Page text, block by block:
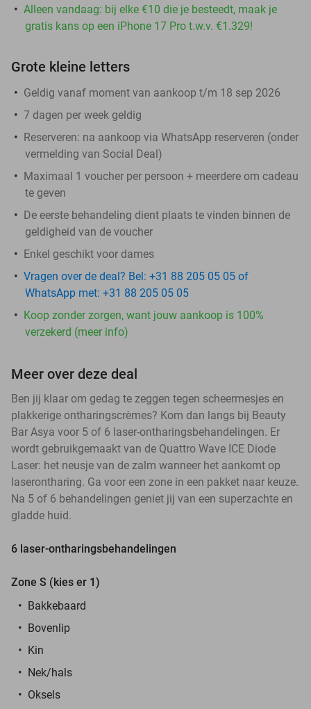
Alleen vandaag: bij elke €10 die je besteedt, maak je
gratis kans op een iPhone 17 Pro t.w.v. €1.329!
Grote kleine letters
Geldig vanaf moment van aankoop t/m 18 sep 2026
7 dagen per week geldig
Reserveren: na aankoop via WhatsApp reserveren (onder
vermelding van Social Deal)
Maximaal 1 voucher per persoon + meerdere om cadeau
te geven
De eerste behandeling dient plaats te vinden binnen de
geldigheid van de voucher
Enkel geschikt voor dames
Vragen over de deal? Bel: +31 88 205 05 05 of
WhatsApp met: +31 88 205 05 05
Koop zonder zorgen, want jouw aankoop is 100%
verzekerd (meer info)
Meer over deze deal
Ben jij klaar om gedag te zeggen tegen scheermesjes en
plakkerige ontharingscrèmes? Kom dan langs bij Beauty
Bar Asya voor 5 of 6 laser-ontharingsbehandelingen. Er
wordt gebruikgemaakt van de Quattro Wave ICE Diode
Laser: het neusje van de zalm wanneer het aankomt op
laserontharing. Ga voor een zone in een pakket naar keuze.
Na 5 of 6 behandelingen geniet jij van een superzachte en
gladde huid.
6 laser-ontharingsbehandelingen
Zone S (kies er 1)
Bakkebaard
Bovenlip
Kin
Nek/hals
Oksels